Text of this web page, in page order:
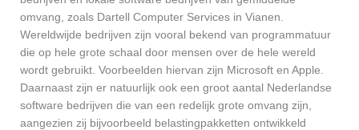
omvang, zoals Dartell Computer Services in Vianen.
Wereldwijde bedrijven zijn vooral bekend van programmatuur
die op hele grote schaal door mensen over de hele wereld
wordt gebruikt. Voorbeelden hiervan zijn Microsoft en Apple.
Daarnaast zijn er natuurlijk ook een groot aantal Nederlandse
software bedrijven die van een redelijk grote omvang zijn,
aangezien zij bijvoorbeeld belastingpakketten ontwikkeld